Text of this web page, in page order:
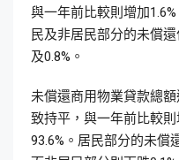
與一年前比較則增加
民及非居民部分的未償
及0.8%。
未償還商用物業貸款總
致持平，與一年前比較
93.6%。居民部分的未償